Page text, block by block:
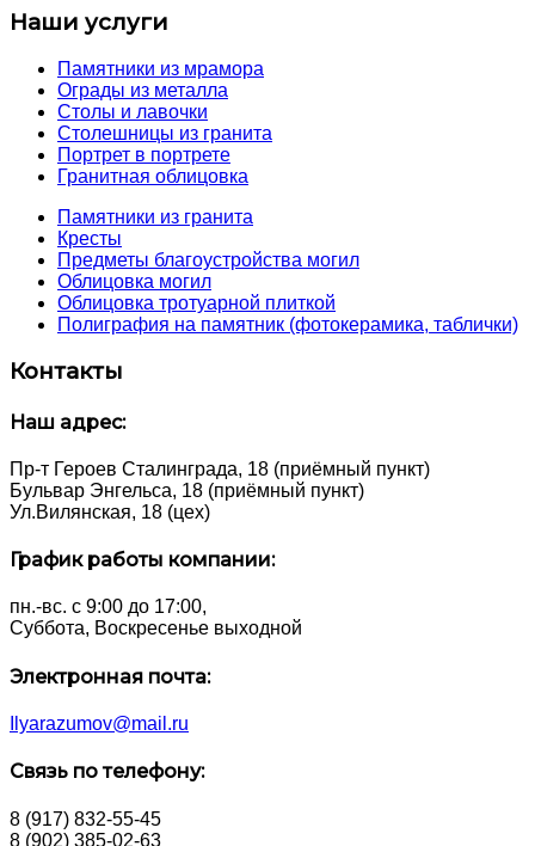
Наши услуги
Памятники из мрамора
Ограды из металла
Столы и лавочки
Столешницы из гранита
Портрет в портрете
Гранитная облицовка
Памятники из гранита
Кресты
Предметы благоустройства могил
Облицовка могил
Облицовка тротуарной плиткой
Полиграфия на памятник (фотокерамика, таблички)
Контакты
Наш адрес:
Пр-т Героев Сталинграда, 18 (приёмный пункт)
Бульвар Энгельса, 18 (приёмный пункт)
Ул.Вилянская, 18 (цех)
График работы компании:
пн.-вс. с 9:00 до 17:00,
Суббота, Воскресенье выходной
Электронная почта:
Ilyarazumov@mail.ru
Связь по телефону:
8 (917) 832-55-45
8 (902) 385-02-63